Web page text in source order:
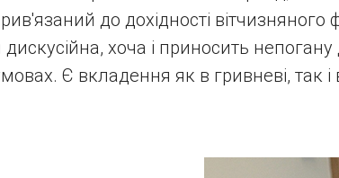
до дохідності
хоча і приносить
Є вкладення як в гривневі, так